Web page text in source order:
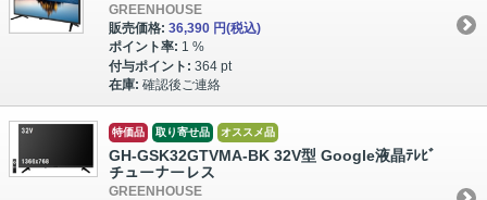
GREENHOUSE
販売価格: 36,390 円(税込)
ポイント率: 1 %
付与ポイント: 364 pt
在庫: 確認後ご連絡
特価品 取り寄せ品 オススメ品
GH-GSK32GTVMA-BK 32V型 Google液晶ﾃﾚﾋﾞ
チューナーレス
GREENHOUSE